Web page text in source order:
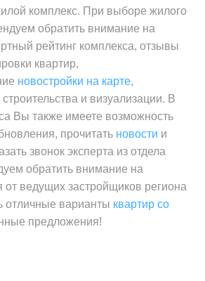
комплекс. При выборе жилого
обратить внимание на
рейтинг комплекса, отзывы
квартир,
новостройки на карте,
и визуализации. В
Вы также имеете возможность
прочитать новости и
звонок эксперта из отдела
обратить внимание на
ведущих застройщиков региона
отличные варианты квартир со
предложения!